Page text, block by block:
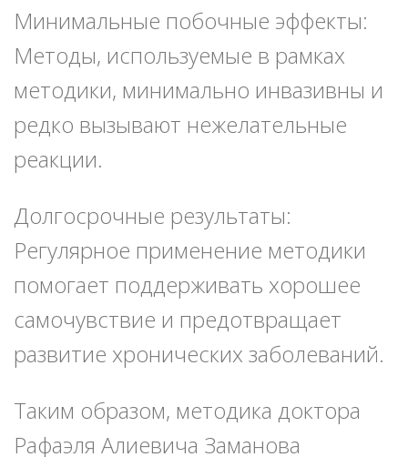
Минимальные побочные эффекты:
Методы, используемые в рамках
методики, минимально инвазивны и
редко вызывают нежелательные
реакции.
Долгосрочные результаты:
Регулярное применение методики
помогает поддерживать хорошее
самочувствие и предотвращает
развитие хронических заболеваний.
Таким образом, методика доктора
Рафаэля Алиевича Заманова